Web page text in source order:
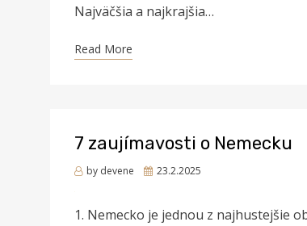
Najväčšia a najkrajšia…
Read More
7 zaujímavosti o Nemecku
by devene
Posted
23.2.2025
1. Nemecko je jednou z najhustejšie